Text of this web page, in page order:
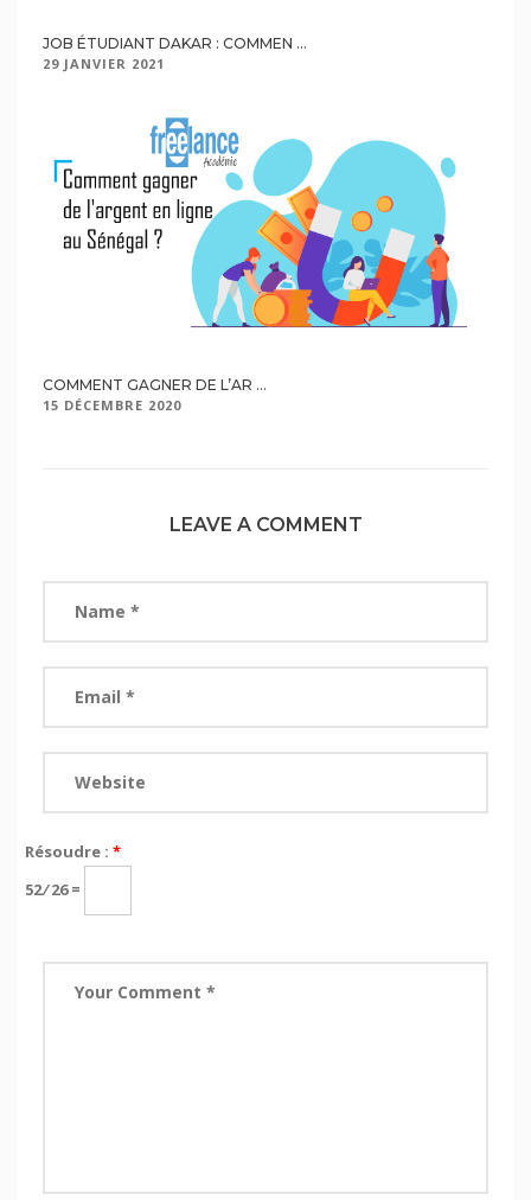
JOB ÉTUDIANT DAKAR : COMMEN ...
29 JANVIER 2021
COMMENT GAGNER DE L’AR ...
15 DÉCEMBRE 2020
LEAVE A COMMENT
Résoudre : *
52 ⁄ 26 =